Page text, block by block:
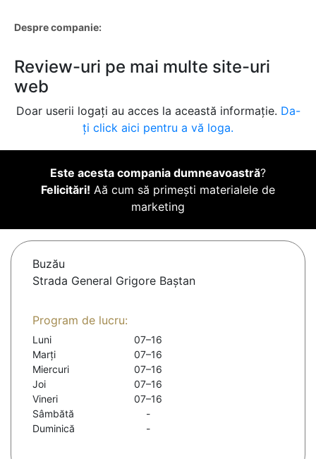
Despre companie:
Review-uri pe mai multe site-uri
web
Doar userii logați au acces la această informație. Da-
ți click aici pentru a vă loga.
Este acesta compania dumneavoastră?
Felicitări! Aă cum să primești materialele de
marketing
Buzău
Strada General Grigore Baștan
Program de lucru:
Luni
07–16
Marți
07–16
Miercuri
07–16
Joi
07–16
Vineri
07–16
Sâmbătă
-
Duminică
-